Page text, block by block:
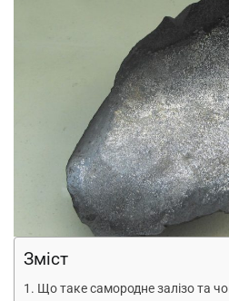
Зміст
Що таке самородне залізо та